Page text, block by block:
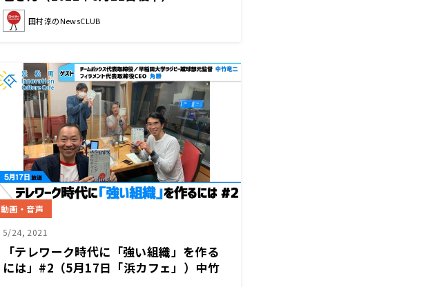
田村淳のNewsCLUB
動画・音声
5/24, 2021
「テレワーク時代に「強い組織」を作る
には」#2（5月17日「浜カフェ」）中竹